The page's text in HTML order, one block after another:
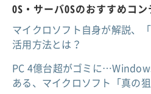
OS・サーバOSのおすすめコ
マイクロソフト自身が解説、
活用方法とは？
PC 4億台超がゴミに
ある、マイクロソフト「真の狙